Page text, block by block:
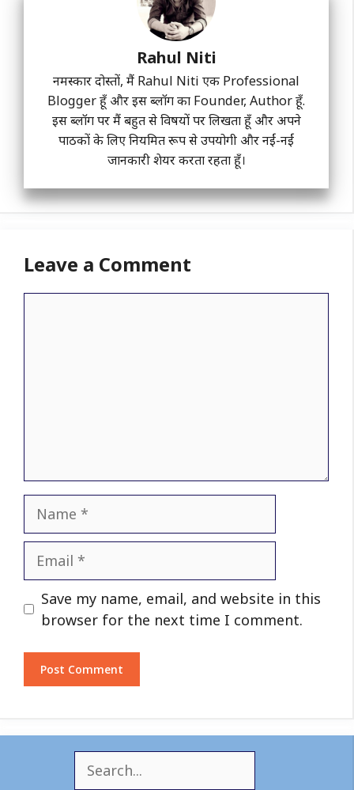
Rahul Niti
नमस्कार दोस्तों, मैं Rahul Niti एक Professional
Blogger हूँ और इस ब्लॉग का Founder, Author हूँ.
इस ब्लॉग पर मैं बहुत से विषयों पर लिखता हूँ और अपने
पाठकों के लिए नियमित रूप से उपयोगी और नईं-नईं
जानकारी शेयर करता रहता हूँ।
Leave a Comment
Name
Email
Website
Save my name, email, and website in this
browser for the next time I comment.